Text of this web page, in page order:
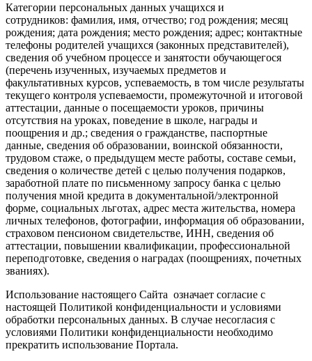
Категории персональных данных учащихся и
сотрудников: фамилия, имя, отчество; год рождения; месяц
рождения; дата рождения; место рождения; адрес; контактные
телефоны родителей учащихся (законных представителей),
сведения об учебном процессе и занятости обучающегося
(перечень изученных, изучаемых предметов и
факультативных курсов, успеваемость, в том числе результаты
текущего контроля успеваемости, промежуточной и итоговой
аттестации, данные о посещаемости уроков, причины
отсутствия на уроках, поведение в школе, награды и
поощрения и др.; сведения о гражданстве, паспортные
данные, сведения об образовании, воинской обязанности,
трудовом стаже, о предыдущем месте работы, составе семьи,
сведения о количестве детей с целью получения подарков,
заработной плате по письменному запросу банка с целью
получения мной кредита в документальной/электронной
форме, социальных льготах, адрес места жительства, номера
личных телефонов, фотографии, информация об образовании,
страховом пенсионом свидетельстве, ИНН, сведения об
аттестации, повышении квалификации, профессиональной
переподготовке, сведения о наградах (поощрениях, почетных
званиях).
Использование настоящего Сайта означает согласие с
настоящей Политикой конфиденциальности и условиями
обработки персональных данных. В случае несогласия с
условиями Политики конфиденциальности необходимо
прекратить использование Портала.